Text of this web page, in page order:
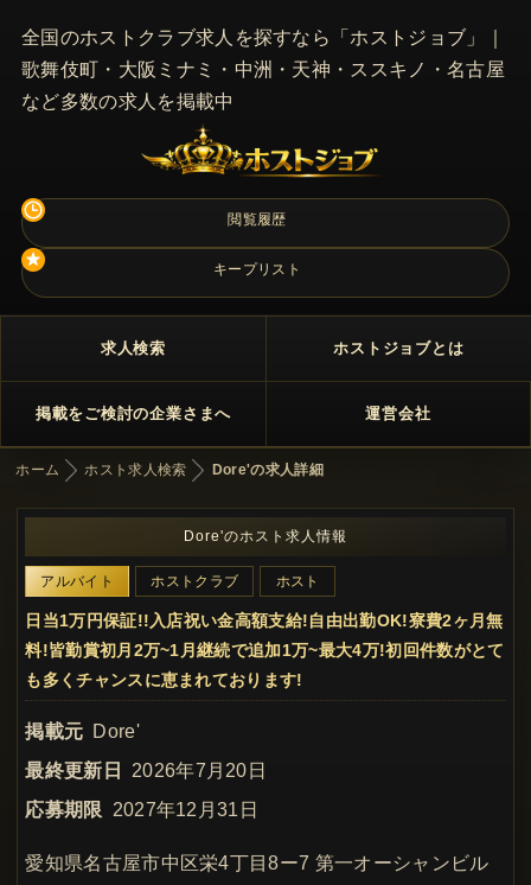
全国のホストクラブ求人を探すなら「ホストジョブ」｜
歌舞伎町・大阪ミナミ・中洲・天神・ススキノ・名古屋
など多数の求人を掲載中
閲覧履歴
キープリスト
求人検索 ホストジョブとは
掲載をご検討の企業さまへ 運営会社
ホーム ホスト求人検索 Dore'の求人詳細
Dore'のホスト求人情報
アルバイト ホストクラブ ホスト
日当1万円保証!!入店祝い金高額支給!自由出勤OK!寮費2ヶ月無
料!皆勤賞初月2万~1月継続で追加1万~最大4万!初回件数がとて
も多くチャンスに恵まれております!
掲載元 Dore'
最終更新日
2026年7月20日
応募期限
2027年12月31日
愛知県名古屋市中区栄4丁目8ー7 第一オーシャンビル